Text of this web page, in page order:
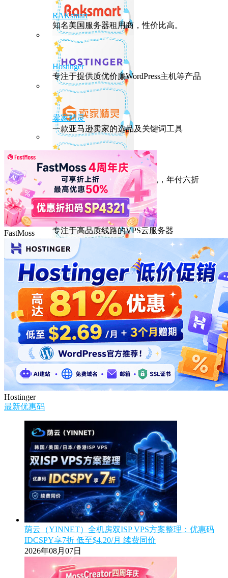
RAKsmart
知名美国服务器租用商，性价比高。
Hostinger
专注于提供质优价廉WordPress主机等产品
卖家精灵
一款亚马逊卖家的选品及关键词工具
HostEase
性能出众的高性价比美国主机，年付六折
DMIT
专注于高品质线路的VPS云服务器
FastMoss
Hostinger
最新优惠码
荫云（YINNET）全机房双ISP VPS方案整理：优惠码
IDCSPY享7折 低至$4.20/月 续费同价
2026年08月07日